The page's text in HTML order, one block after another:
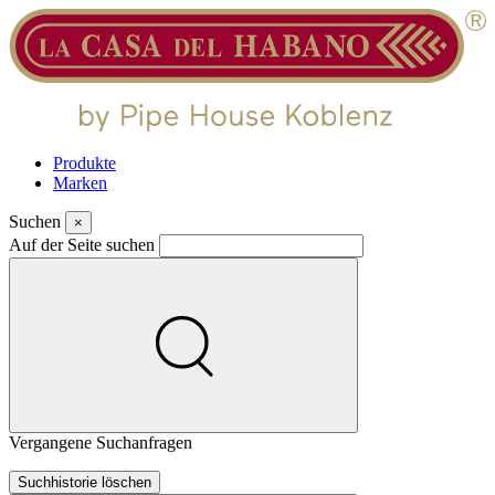
Produkte
Marken
Suchen ×
Auf der Seite suchen
Vergangene Suchanfragen
Suchhistorie löschen